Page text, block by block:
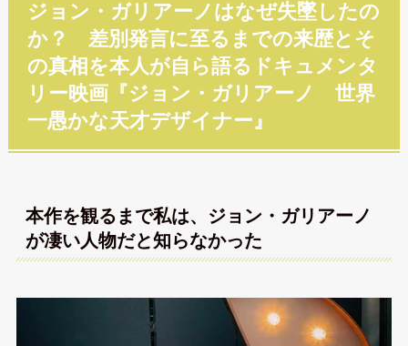
ジョン・ガリアーノはなぜ失墜したの
か？ 差別発言に至るまでの来歴とそ
の真相を本人が自ら語るドキュメンタ
リー映画『ジョン・ガリアーノ 世界
一愚かな天才デザイナー』
本作を観るまで私は、ジョン・ガリアーノ
が凄い人物だと知らなかった